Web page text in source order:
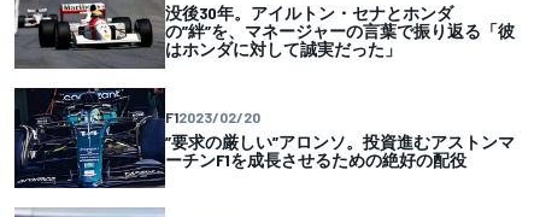
没後30年。アイルトン・セナとホンダ
の”絆”を、マネージャーの言葉で振り返る「彼
はホンダに対して誠実だった」
F12023/02/20
”要求の厳しい”アロンソ。投資進むアストンマ
ーチンF1を成長させるための絶好の配役